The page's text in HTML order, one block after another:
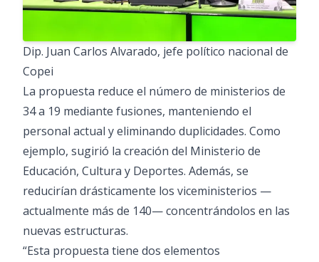
Dip. Juan Carlos Alvarado, jefe político nacional de
Copei
La propuesta reduce el número de ministerios de
34 a 19 mediante fusiones, manteniendo el
personal actual y eliminando duplicidades. Como
ejemplo, sugirió la creación del Ministerio de
Educación, Cultura y Deportes. Además, se
reducirían drásticamente los viceministerios —
actualmente más de 140— concentrándolos en las
nuevas estructuras.
“Esta propuesta tiene dos elementos